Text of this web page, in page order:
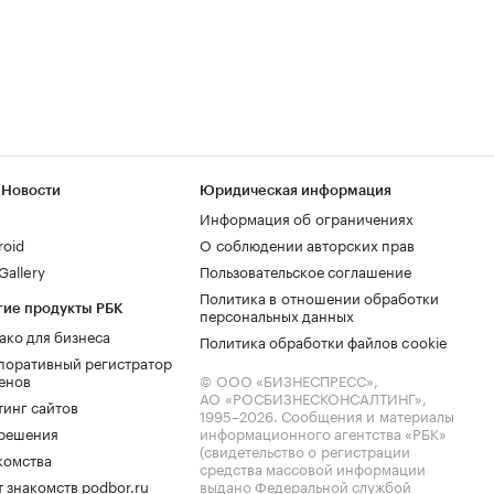
продукты РБК
для бизнеса
регистратор
сайтов
знакомств podbor.ru
Юридическая информация
Информация об ограничениях
О соблюдении авторских прав
Пользовательское соглашение
Политика в отношении обработки
персональных данных
Политика обработки файлов cookie
© ООО «БИЗНЕСПРЕСС»,
АО «РОСБИЗНЕСКОНСАЛТИНГ»,
1995–2026. Сообщения и материалы
информационного агентства «РБК»
(свидетельство о регистрации
средства массовой информации
выдано Федеральной службой